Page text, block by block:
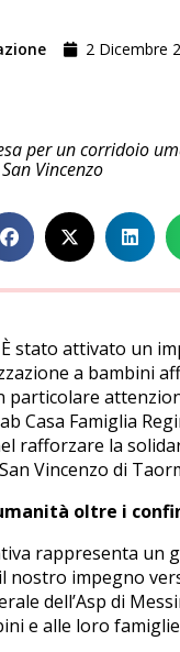
2 Dicembre
per un corridoio
Vincenzo
È stato attivato un
a bambini
particolare
Casa Famiglia
rafforzare la
Vincenzo di
oltre i
rappresenta un
nostro impegno
dell’Asp di
e alle loro